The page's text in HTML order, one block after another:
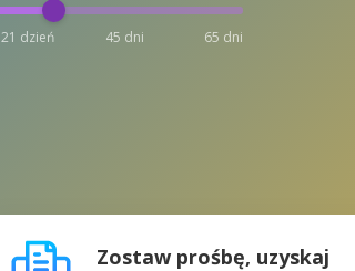
21 dzień 45 dni 65 dni
Zostaw prośbę, uzyskaj